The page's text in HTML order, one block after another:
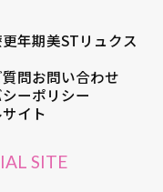
更年期美STリュクス
問お問い合わせ
ーポリシー
イト
SITE